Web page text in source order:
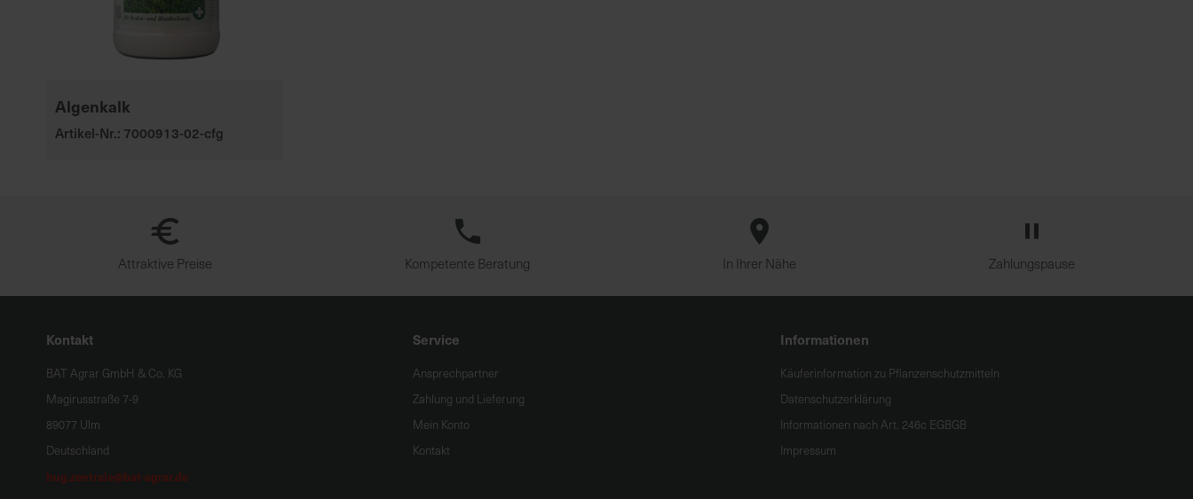
Algenkalk
Artikel-Nr.: 7000913-02-cfg
Attraktive Preise Kompetente Beratung In Ihrer Nähe Zahlungspause
Kontakt
BAT Agrar GmbH & Co. KG
Magirusstraße 7-9
89077 Ulm
Deutschland
hug.zentrale@bat-agrar.de
Service
Ansprechpartner
Zahlung und Lieferung
Mein Konto
Kontakt
Informationen
Käuferinformation zu Pflanzenschutzmitteln
Datenschutzerklärung
Informationen nach Art. 246c EGBGB
Impressum